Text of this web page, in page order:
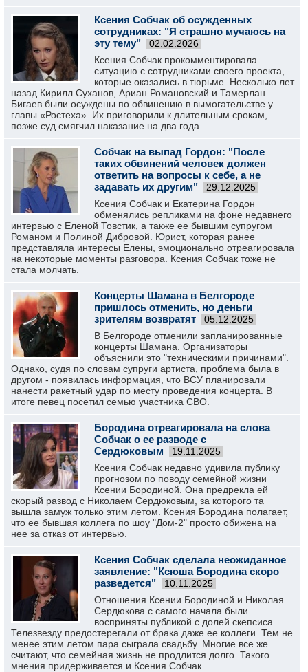
Ксения Собчак об осужденных
сотрудниках: "Я страшно мучаюсь на
эту тему"
02.02.2026
Ксения Собчак прокомментировала
ситуацию с сотрудниками своего проекта,
которые оказались в тюрьме. Несколько лет
назад Кирилл Суханов, Ариан Романовский и Тамерлан
Бигаев были осуждены по обвинению в вымогательстве у
главы «Ростеха». Их приговорили к длительным срокам,
позже суд смягчил наказание на два года.
Собчак на выпад Гордон: "После
таких обвинений человек должен
ответить на вопросы к себе, а не
задавать их другим"
29.12.2025
Ксения Собчак и Екатерина Гордон
обменялись репликами на фоне недавнего
интервью с Еленой Товстик, а также ее бывшим супругом
Романом и Полиной Дибровой. Юрист, которая ранее
представляла интересы Елены, эмоционально отреагировала
на некоторые моменты разговора. Ксения Собчак тоже не
стала молчать.
Концерты Шамана в Белгороде
пришлось отменить, но деньги
зрителям возвратят
05.12.2025
В Белгороде отменили запланированные
концерты Шамана. Организаторы
объяснили это "техническими причинами".
Однако, судя по словам супруги артиста, проблема была в
другом - появилась информация, что ВСУ планировали
нанести ракетный удар по месту проведения концерта. В
итоге певец посетил семью участника СВО.
Бородина отреагировала на слова
Собчак о ее разводе с
Сердюковым
19.11.2025
Ксения Собчак недавно удивила публику
прогнозом по поводу семейной жизни
Ксении Бородиной. Она предрекла ей
скорый развод с Николаем Сердюковым, за которого та
вышла замуж только этим летом. Ксения Бородина полагает,
что ее бывшая коллега по шоу "Дом-2" просто обижена на
нее за отказ от интервью.
Ксения Собчак сделала неожиданное
заявление: "Ксюша Бородина скоро
разведется"
10.11.2025
Отношения Ксении Бородиной и Николая
Сердюкова с самого начала были
восприняты публикой с долей скепсиса.
Телезвезду предостерегали от брака даже ее коллеги. Тем не
менее этим летом пара сыграла свадьбу. Многие все же
считают, что семейная жизнь не продлится долго. Такого
мнения придерживается и Ксения Собчак.